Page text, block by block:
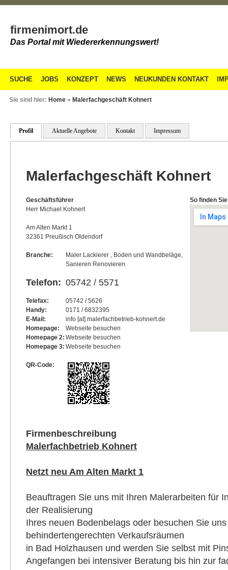
firmenimort.de
Das Portal mit Wiedererkennungswert!
SUCHE JOBS KONZEPT NEWS NEUKUNDEN KONTAKT
Sie sind hier: Home » Malerfachgeschäft Kohnert
Profil Aktuelle Angebote Kontakt Impressum
Malerfachgeschäft Kohnert
Geschäftsführer
Herr Michael Kohnert
Am Alten Markt 1
32361 Preußisch Oldendorf
Branche:
Maler Lackierer , Boden und Wandbeläge,
Sanieren Renovieren
Telefon: 05742 / 5571
Telefax:
05742 / 5626
Handy:
0171 / 6832395
E-Mail:
info [at] malerfachbetrieb-kohnert.de
Homepage:
Webseite besuchen
Homepage 2: Webseite besuchen
Homepage 3: Webseite besuchen
QR-Code:
So finden
Firmenbeschreibung
Malerfachbetrieb Kohnert
Netzt neu Am Alten Markt 1
Beauftragen Sie uns mit Ihren Malerarbeiten für
der Realisierung
Ihres neuen Bodenbelags oder besuchen Sie
behindertengerechten Verkaufsräumen
in Bad Holzhausen und werden Sie selbst mit
Angefangen bei intensiver Beratung bis hin zur